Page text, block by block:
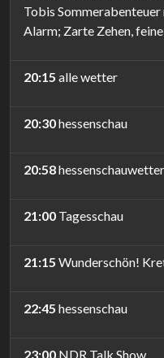
Tobis
Alarm; Zarte Zehen,
20:15 alle wetter
20:30hessenschau
20:58hessenschauwetter
21:00 Tagesschau
21:15 Wunderschön!
22:45 hessenschau
23:00 NDR Talk Show